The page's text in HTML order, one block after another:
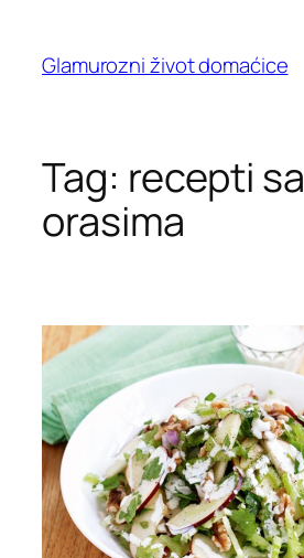
content
Glamurozni život domaćice
Tag: recepti sa
orasima